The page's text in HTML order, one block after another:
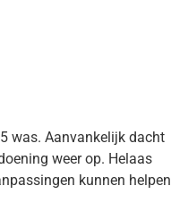
was. Aanvankelijk dacht
weer op. Helaas
kunnen helpen